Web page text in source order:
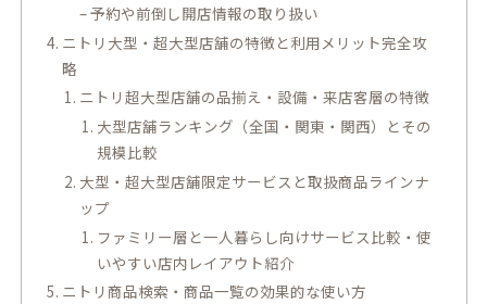
– 予約や前倒し開店情報の取り扱い
ニトリ大型・超大型店舗の特徴と利用メリット完全攻
略
ニトリ超大型店舗の品揃え・設備・来店客層の特徴
大型店舗ランキング（全国・関東・関西）とその
規模比較
大型・超大型店舗限定サービスと取扱商品ラインナ
ップ
ファミリー層と一人暮らし向けサービス比較・使
いやすい店内レイアウト紹介
ニトリ商品検索・商品一覧の効果的な使い方